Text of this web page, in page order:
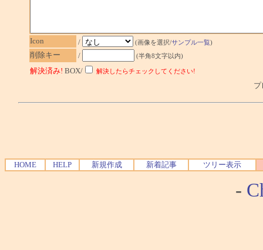
Icon / (画像を選択/サンプル一覧)
削除キー / (半角8文字以内)
解決済み! BOX/ 解決したらチェックしてください!
プ
HOME HELP 新規作成 新着記事 ツリー表示
-